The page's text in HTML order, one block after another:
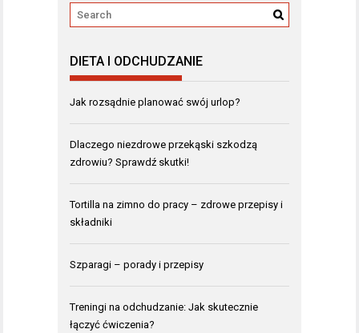
DIETA I ODCHUDZANIE
Jak rozsądnie planować swój urlop?
Dlaczego niezdrowe przekąski szkodzą
zdrowiu? Sprawdź skutki!
Tortilla na zimno do pracy – zdrowe przepisy i
składniki
Szparagi – porady i przepisy
Treningi na odchudzanie: Jak skutecznie
łączyć ćwiczenia?